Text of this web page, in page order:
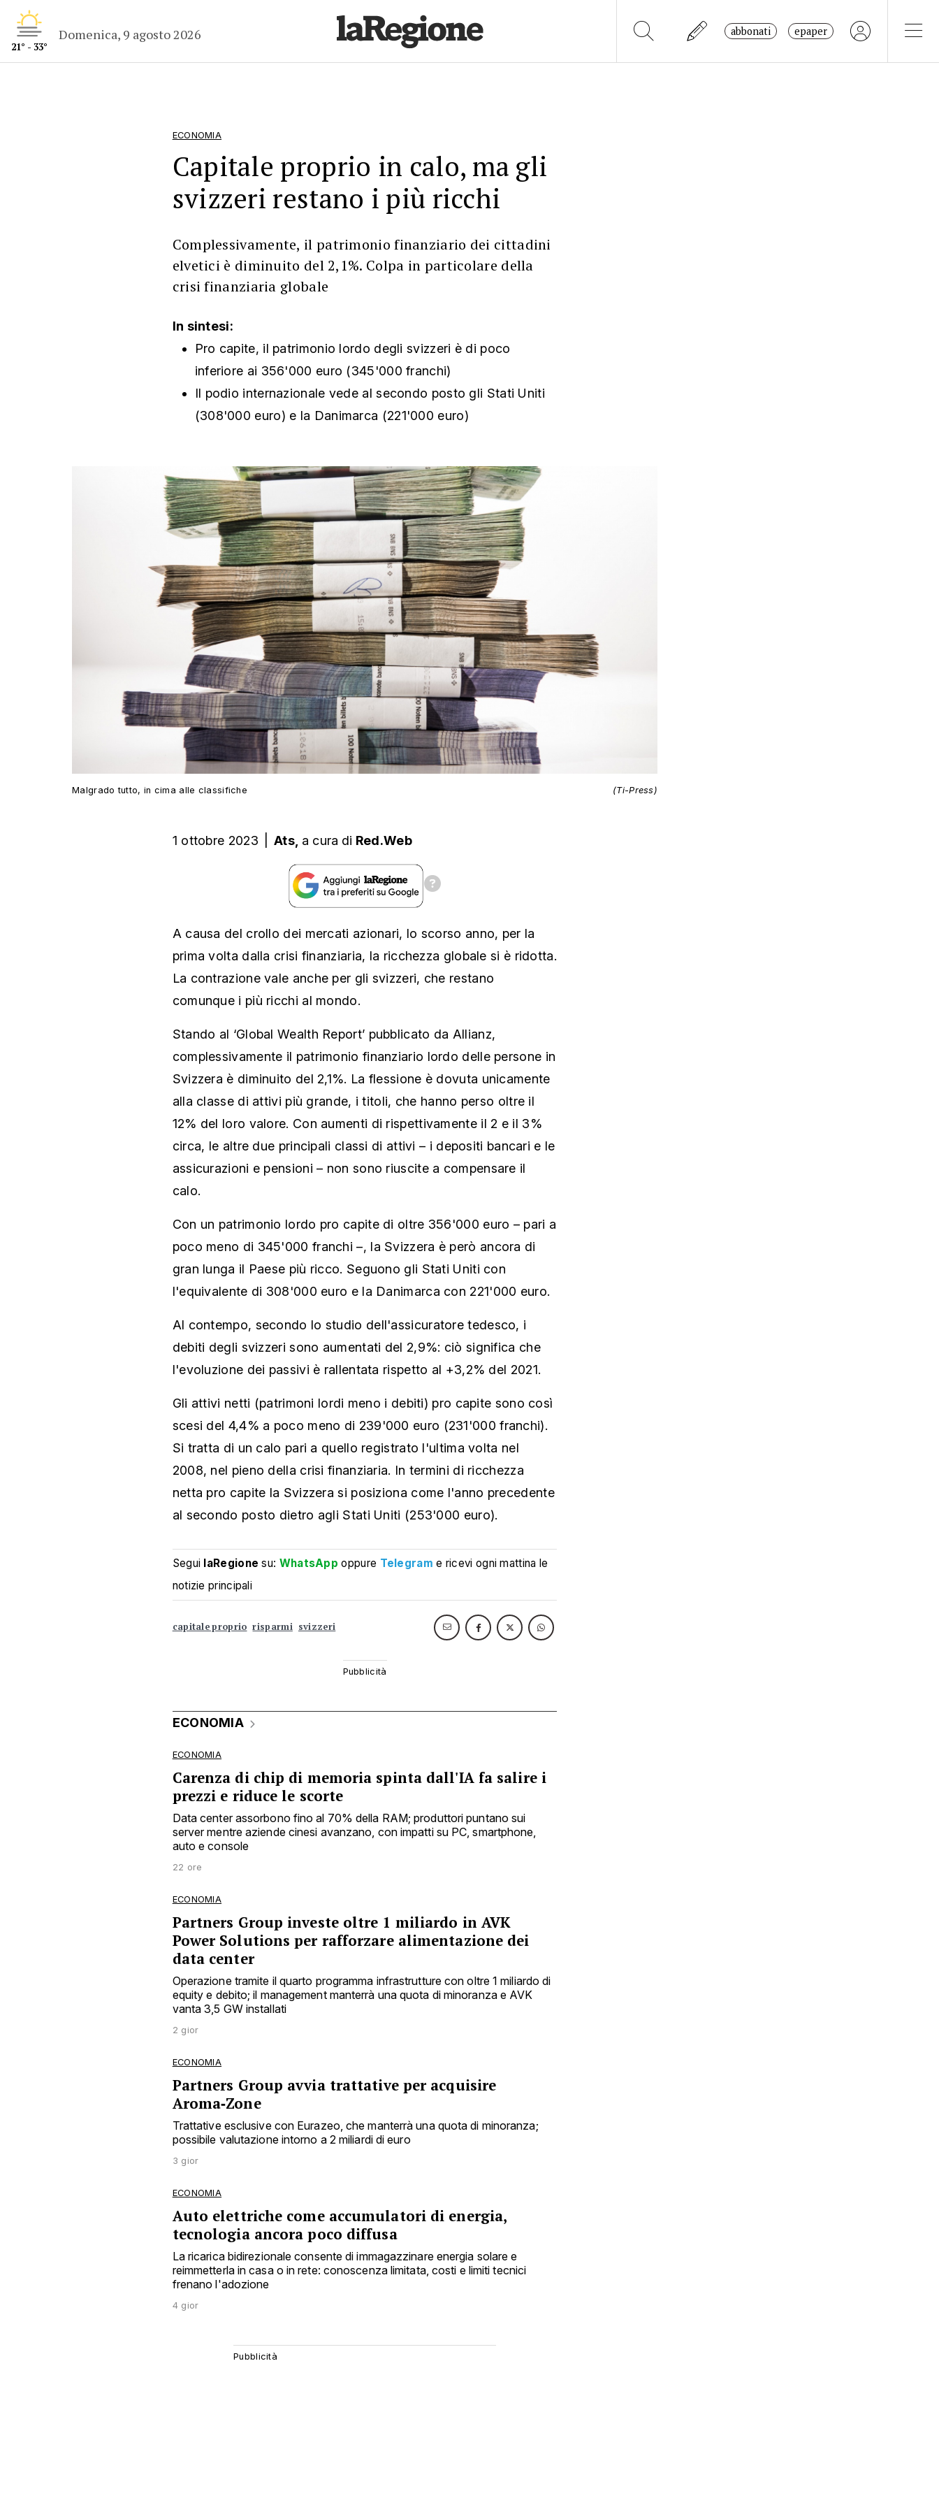
21° - 33°
Domenica, 9 agosto 2026 abbonati epaper
ECONOMIA
Capitale proprio in calo, ma gli
svizzeri restano i più ricchi
Complessivamente, il patrimonio finanziario dei cittadini
elvetici è diminuito del 2,1%. Colpa in particolare della
crisi finanziaria globale
In sintesi:
Pro capite, il patrimonio lordo degli svizzeri è di poco
inferiore ai 356'000 euro (345'000 franchi)
Il podio internazionale vede al secondo posto gli Stati Uniti
(308'000 euro) e la Danimarca (221'000 euro)
Malgrado tutto, in cima alle classifiche (Ti-Press)
1 ottobre 2023 Ats, a cura di Red.Web
A causa del crollo dei mercati azionari, lo scorso anno, per la
prima volta dalla crisi finanziaria, la ricchezza globale si è ridotta.
La contrazione vale anche per gli svizzeri, che restano
comunque i più ricchi al mondo.
Stando al ‘Global Wealth Report’ pubblicato da Allianz,
complessivamente il patrimonio finanziario lordo delle persone in
Svizzera è diminuito del 2,1%. La flessione è dovuta unicamente
alla classe di attivi più grande, i titoli, che hanno perso oltre il
12% del loro valore. Con aumenti di rispettivamente il 2 e il 3%
circa, le altre due principali classi di attivi – i depositi bancari e le
assicurazioni e pensioni – non sono riuscite a compensare il
calo.
Con un patrimonio lordo pro capite di oltre 356'000 euro – pari a
poco meno di 345'000 franchi –, la Svizzera è però ancora di
gran lunga il Paese più ricco. Seguono gli Stati Uniti con
l'equivalente di 308'000 euro e la Danimarca con 221'000 euro.
Al contempo, secondo lo studio dell'assicuratore tedesco, i
debiti degli svizzeri sono aumentati del 2,9%: ciò significa che
l'evoluzione dei passivi è rallentata rispetto al +3,2% del 2021.
Gli attivi netti (patrimoni lordi meno i debiti) pro capite sono così
scesi del 4,4% a poco meno di 239'000 euro (231'000 franchi).
Si tratta di un calo pari a quello registrato l'ultima volta nel
2008, nel pieno della crisi finanziaria. In termini di ricchezza
netta pro capite la Svizzera si posiziona come l'anno precedente
al secondo posto dietro agli Stati Uniti (253'000 euro).
Segui laRegione su: WhatsApp oppure Telegram e ricevi ogni mattina le
notizie principali
capitale proprio risparmi svizzeri
ECONOMIA
ECONOMIA
Carenza di chip di memoria spinta dall'IA fa salire i
prezzi e riduce le scorte
Data center assorbono fino al 70% della RAM; produttori puntano sui
server mentre aziende cinesi avanzano, con impatti su PC, smartphone,
auto e console
22 ore
ECONOMIA
Partners Group investe oltre 1 miliardo in AVK
Power Solutions per rafforzare alimentazione dei
data center
Operazione tramite il quarto programma infrastrutture con oltre 1 miliardo di
equity e debito; il management manterrà una quota di minoranza e AVK
vanta 3,5 GW installati
2 gior
ECONOMIA
Partners Group avvia trattative per acquisire
Aroma‑Zone
Trattative esclusive con Eurazeo, che manterrà una quota di minoranza;
possibile valutazione intorno a 2 miliardi di euro
3 gior
ECONOMIA
Auto elettriche come accumulatori di energia,
tecnologia ancora poco diffusa
La ricarica bidirezionale consente di immagazzinare energia solare e
reimmetterla in casa o in rete: conoscenza limitata, costi e limiti tecnici
frenano l'adozione
4 gior